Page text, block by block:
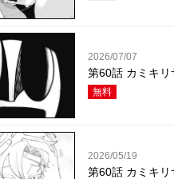
2026/07/07
第60話 カミキリ
無料
2026/05/19
第60話 カミキリ